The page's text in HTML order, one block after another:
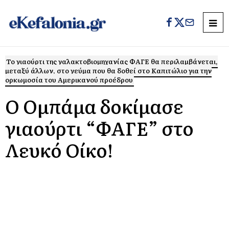
Το γιαούρτι της γαλακτοβιομηχανίας ΦΑΓΕ θα περιλαμβάνεται,
μεταξύ άλλων, στο γεύμα που θα δοθεί στο Καπιτώλιο για την
ορκωμοσία του Αμερικανού προέδρου
Ο Ομπάμα δοκίμασε
γιαούρτι “ΦΑΓΕ” στο
Λευκό Οίκο!